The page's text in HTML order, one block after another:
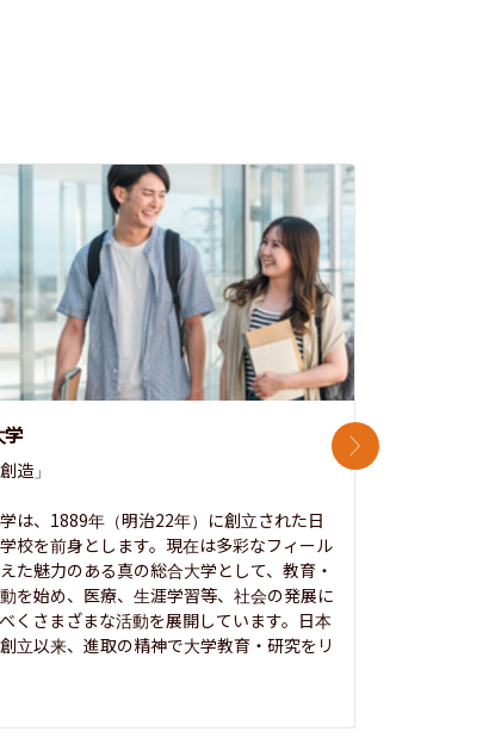
学
造」
は、1889年（明治22年）に創立された日
校を前身とします。現在は多彩なフィール
た魅力のある真の総合大学として、教育・
を始め、医療、生涯学習等、社会の発展に
くさまざまな活動を展開しています。日本
立以来、進取の精神で大学教育・研究をリ
次のスライド